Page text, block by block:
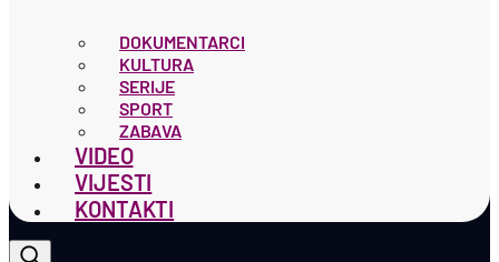
DOKUMENTARCI
KULTURA
SERIJE
SPORT
ZABAVA
VIDEO
VIJESTI
KONTAKTI